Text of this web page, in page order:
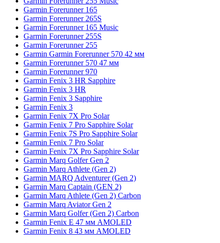
Garmin Forerunner 165
Garmin Forerunner 265S
Garmin Forerunner 165 Music
Garmin Forerunner 255S
Garmin Forerunner 255
Garmin Garmin Forerunner 570 42 мм
Garmin Forerunner 570 47 мм
Garmin Forerunner 970
Garmin Fenix 3 HR Sapphire
Garmin Fenix 3 HR
Garmin Fenix 3 Sapphire
Garmin Fenix 3
Garmin Fenix 7X Pro Solar
Garmin Fenix 7 Pro Sapphire Solar
Garmin Fenix 7S Pro Sapphire Solar
Garmin Fenix 7 Pro Solar
Garmin Fenix 7X Pro Sapphire Solar
Garmin Marq Golfer Gen 2
Garmin Marq Athlete (Gen 2)
Garmin MARQ Adventurer (Gen 2)
Garmin Marq Captain (GEN 2)
Garmin Marq Athlete (Gen 2) Carbon
Garmin Marq Aviator Gen 2
Garmin Marq Golfer (Gen 2) Carbon
Garmin Fenix E 47 мм AMOLED
Garmin Fenix 8 43 мм AMOLED